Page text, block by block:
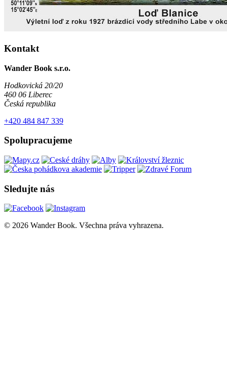
Kontakt
Wander Book s.r.o.
Hodkovická 20/20
460 06 Liberec
Česká republika
+420 484 847 339
Spolupracujeme
Sledujte nás
© 2026 Wander Book. Všechna práva vyhrazena.